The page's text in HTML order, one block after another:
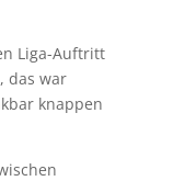
Liga-Auftritt
das war
knappen